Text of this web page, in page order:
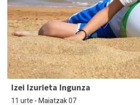
Izei Izurieta Ingunza
11 urte - Maiatzak 07